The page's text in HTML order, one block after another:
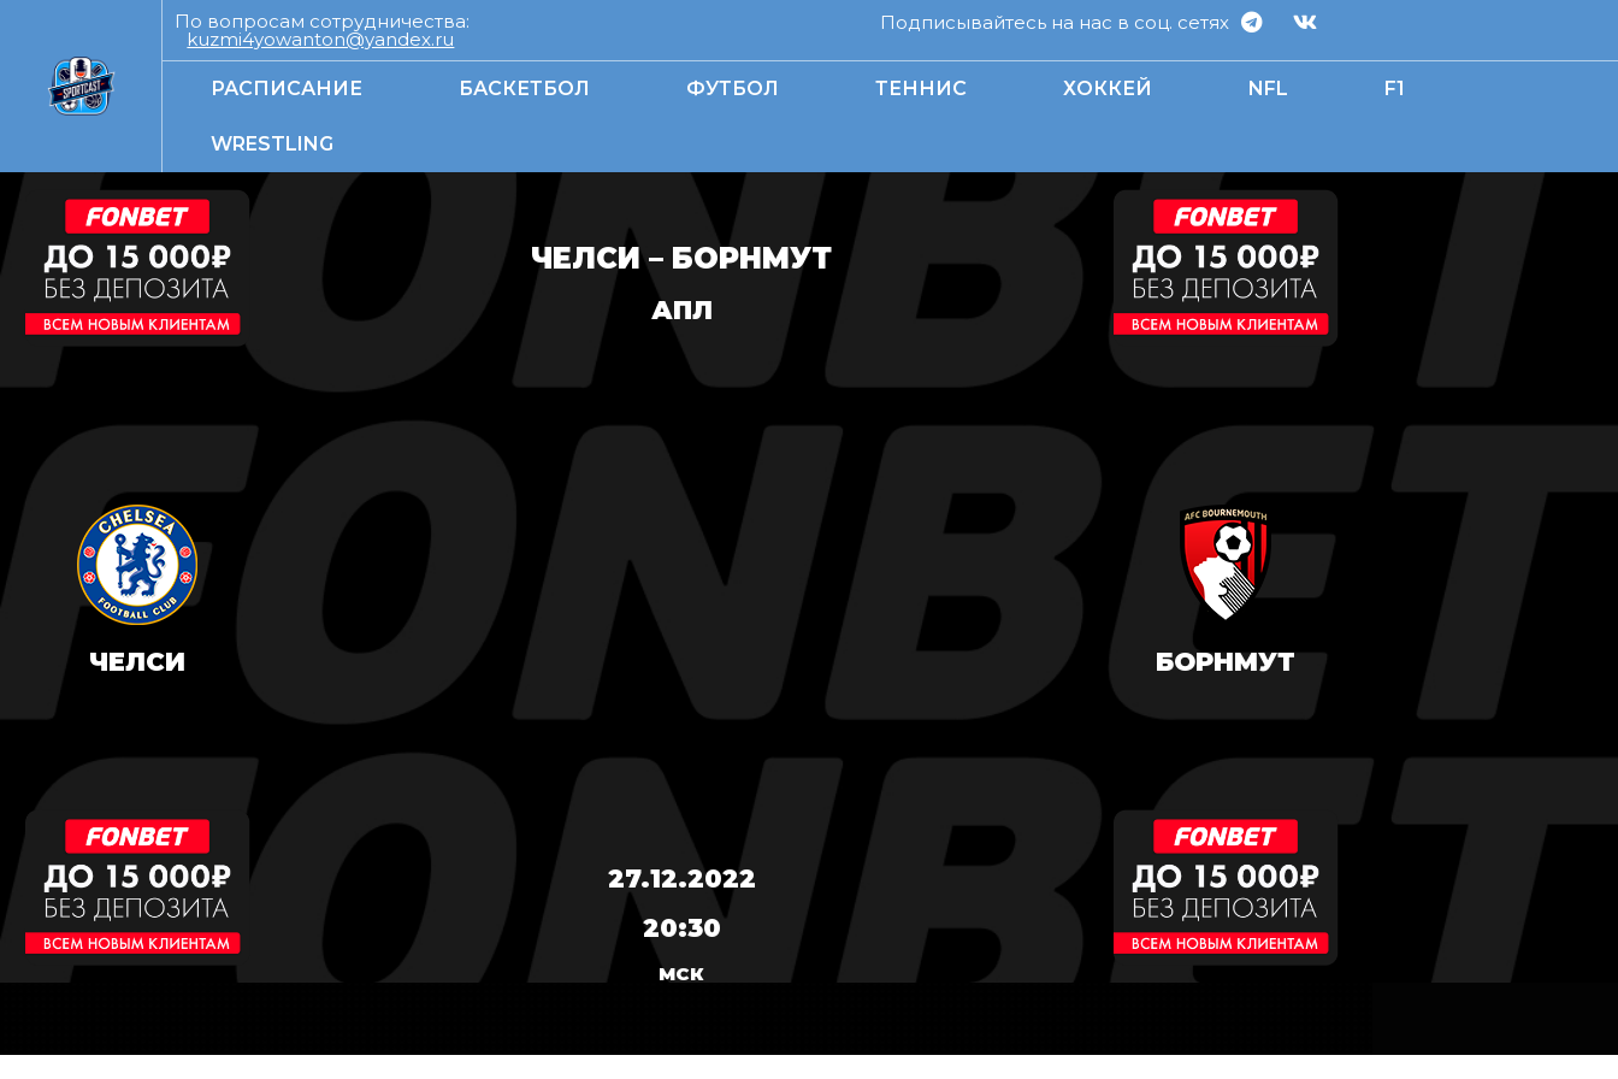
По вопросам сотрудничества:
kuzmi4yowanton@yandex.ru
Подписывайтесь на нас в соц. сетях
РАСПИСАНИЕ БАСКЕТБОЛ ФУТБОЛ ТЕННИС ХОККЕЙ NFL F1
WRESTLING
ЧЕЛСИ
ЧЕЛСИ – БОРНМУТ
АПЛ
27.12.2022
20:30
МСК
БОРНМУТ